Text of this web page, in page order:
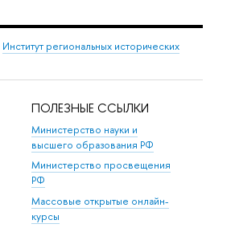
Институт региональных исторических
ПОЛЕЗНЫЕ ССЫЛКИ
Министерство науки и
высшего образования РФ
Министерство просвещения
РФ
Массовые открытые онлайн-
курсы